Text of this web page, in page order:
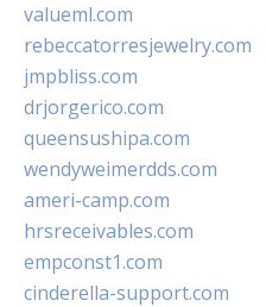
valueml.com
rebeccatorresjewelry.com
jmpbliss.com
drjorgerico.com
queensushipa.com
wendyweimerdds.com
ameri-camp.com
hrsreceivables.com
empconst1.com
cinderella-support.com